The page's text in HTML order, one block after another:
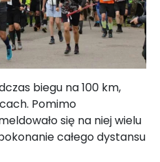
biegu na 100 km,
Pomimo
się na niej wielu
całego dystansu